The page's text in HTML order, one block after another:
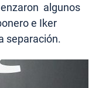
algunos
e Iker
separación.